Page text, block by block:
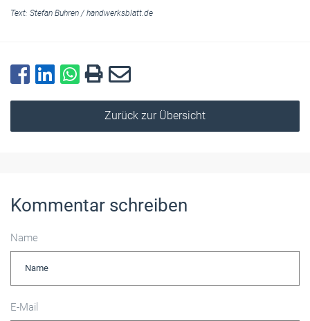
Text: Stefan Buhren / handwerksblatt.de
Zurück zur Übersicht
Kommentar schreiben
Name
E-Mail